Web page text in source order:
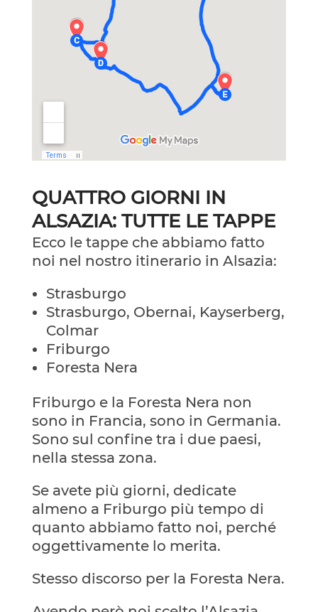
QUATTRO GIORNI IN
ALSAZIA: TUTTE LE TAPPE
Ecco le tappe che abbiamo fatto
noi nel nostro itinerario in Alsazia:
Strasburgo
Strasburgo, Obernai, Kayserberg,
Colmar
Friburgo
Foresta Nera
Friburgo e la Foresta Nera non
sono in Francia, sono in Germania.
Sono sul confine tra i due paesi,
nella stessa zona.
Se avete più giorni, dedicate
almeno a Friburgo più tempo di
quanto abbiamo fatto noi, perché
oggettivamente lo merita.
Stesso discorso per la Foresta Nera.